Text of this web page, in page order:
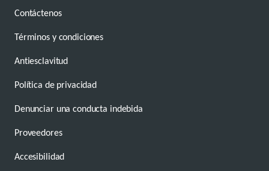
Contáctenos
Términos y condiciones
Antiesclavitud
Política de privacidad
Denunciar una conducta indebida
Proveedores
Accesibilidad